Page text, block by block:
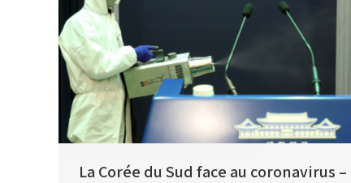
La Corée du Sud face au coronavirus –